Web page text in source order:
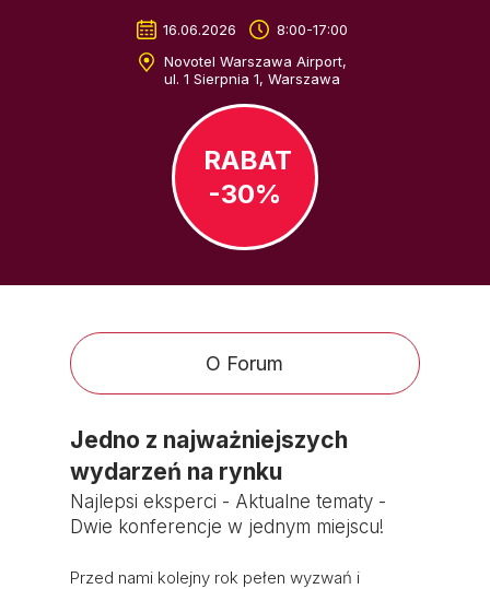
16.06.2026
8:00-17:00
Novotel Warszawa Airport,
ul. 1 Sierpnia 1, Warszawa
RABAT
-30%
O Forum
Jedno z najważniejszych
wydarzeń na rynku
Przed nami kolejny rok pełen wyzwań i
Najlepsi eksperci - Aktualne tematy -
Dwie konferencje w jednym miejscu!